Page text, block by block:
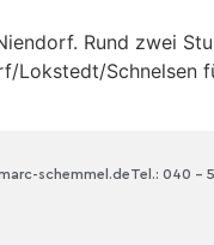
Rund zwei
Lokstedt/Schnelsen
Tel.: 040 –
schemmel.de